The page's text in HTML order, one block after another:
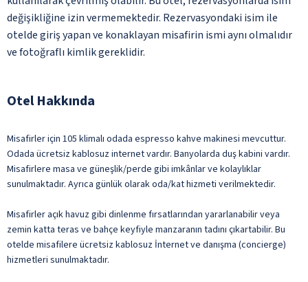
değişikliğine izin vermemektedir. Rezervasyondaki isim ile
otelde giriş yapan ve konaklayan misafirin ismi aynı olmalıdır
ve fotoğraflı kimlik gereklidir.
Otel Hakkında
Misafirler için 105 klimalı odada espresso kahve makinesi mevcuttur.
Odada ücretsiz kablosuz internet vardır. Banyolarda duş kabini vardır.
Misafirlere masa ve güneşlik/perde gibi imkânlar ve kolaylıklar
sunulmaktadır. Ayrıca günlük olarak oda/kat hizmeti verilmektedir.
Misafirler açık havuz gibi dinlenme fırsatlarından yararlanabilir veya
zemin katta teras ve bahçe keyfiyle manzaranın tadını çıkartabilir. Bu
otelde misafilere ücretsiz kablosuz İnternet ve danışma (concierge)
hizmetleri sunulmaktadır.